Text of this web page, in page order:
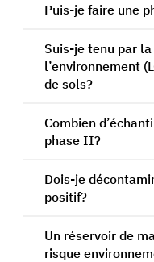
Puis-je faire une
Suis-je tenu par
l’environnement
de sols?
Combien
phase II?
Dois-je
positif?
Un réservoir de
risque